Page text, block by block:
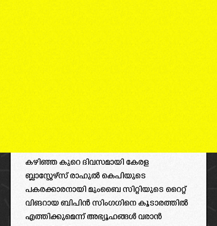
കഴിഞ്ഞ കുറെ ദിവസമായി കേരള
ബ്ലാസ്റ്റേഴ്‌സ് രാഹുൽ കെപിയുടെ
പകരക്കാരനായി മുംബൈ സിറ്റിയുടെ റൈറ്റ്
വിങറായ ബിപിൻ സിംഗഗിനെ കൂടാരത്തിൽ
എത്തിക്കുമെന്ന് അഭ്യൂഹങ്ങൾ വരാൻ